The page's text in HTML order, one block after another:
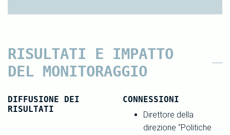
RISULTATI E IMPATTO
DEL MONITORAGGIO
DIFFUSIONE DEI
RISULTATI
CONNESSIONI
Direttore della
direzione “Politiche